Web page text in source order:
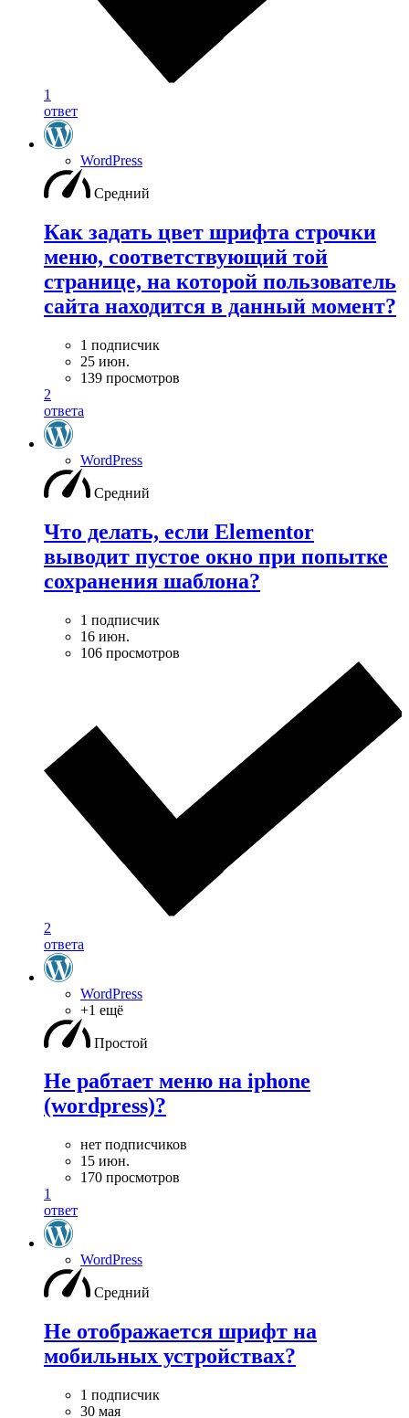
1
ответ
WordPress
Средний
Как задать цвет шрифта строчки
меню, соответствующий той
странице, на которой пользователь
сайта находится в данный момент?
1 подписчик
25 июн.
139 просмотров
2
ответа
WordPress
Средний
Что делать, если Elementor
выводит пустое окно при попытке
сохранения шаблона?
1 подписчик
16 июн.
106 просмотров
2
ответа
WordPress
+1 ещё
Простой
Не рабтает меню на iphone
(wordpress)?
нет подписчиков
15 июн.
170 просмотров
1
ответ
WordPress
Средний
Не отображается шрифт на
мобильных устройствах?
1 подписчик
30 мая